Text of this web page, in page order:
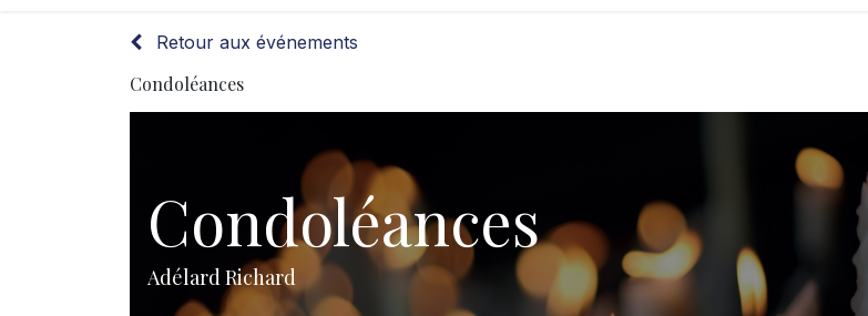
Retour aux événements
Condoléances
Condoléances
Adélard Richard